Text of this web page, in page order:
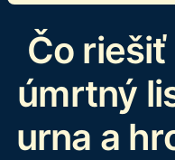
Čo
úmrtný
urna a